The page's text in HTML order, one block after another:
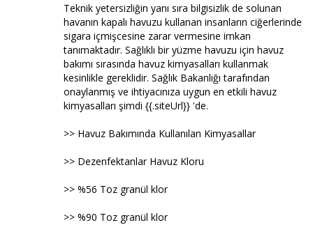
Teknik yetersizliğin yanı sıra bilgisizlik de solunan
havanın kapalı havuzu kullanan insanların ciğerlerinde
sigara içmişcesine zarar vermesine imkan
tanımaktadır. Sağlıklı bir yüzme havuzu için havuz
bakımı sırasında havuz kimyasalları kullanmak
kesinlikle gereklidir. Sağlık Bakanlığı tarafından
onaylanmış ve ihtiyacınıza uygun en etkili havuz
kimyasalları şimdi {{.siteUrl}} 'de.
>> Havuz Bakımında Kullanılan Kimyasallar
>> Dezenfektanlar Havuz Kloru
>> %56 Toz granül klor
>> %90 Toz granül klor